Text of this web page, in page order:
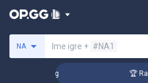
NA Ime igre + #NA1
🏆 Rank